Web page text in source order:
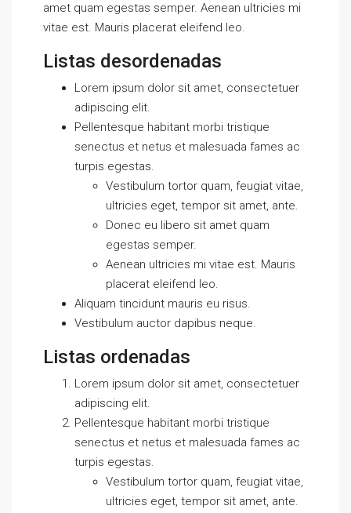
amet quam egestas semper. Aenean ultricies mi
vitae est. Mauris placerat eleifend leo.
Listas desordenadas
Lorem ipsum dolor sit amet, consectetuer
adipiscing elit.
Pellentesque habitant morbi tristique
senectus et netus et malesuada fames ac
turpis egestas.
Vestibulum tortor quam, feugiat vitae,
ultricies eget, tempor sit amet, ante.
Donec eu libero sit amet quam
egestas semper.
Aenean ultricies mi vitae est. Mauris
placerat eleifend leo.
Aliquam tincidunt mauris eu risus.
Vestibulum auctor dapibus neque.
Listas ordenadas
Lorem ipsum dolor sit amet, consectetuer
adipiscing elit.
Pellentesque habitant morbi tristique
senectus et netus et malesuada fames ac
turpis egestas.
Vestibulum tortor quam, feugiat vitae,
ultricies eget, tempor sit amet, ante.